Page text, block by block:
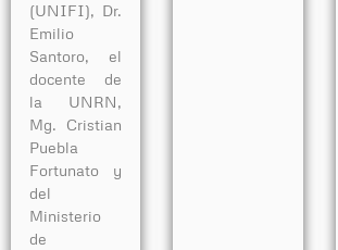
(UNIFI), Dr.
Emilio
Santoro, el
docente de
la UNRN,
Mg. Cristian
Puebla
Fortunato y
del
Ministerio
de